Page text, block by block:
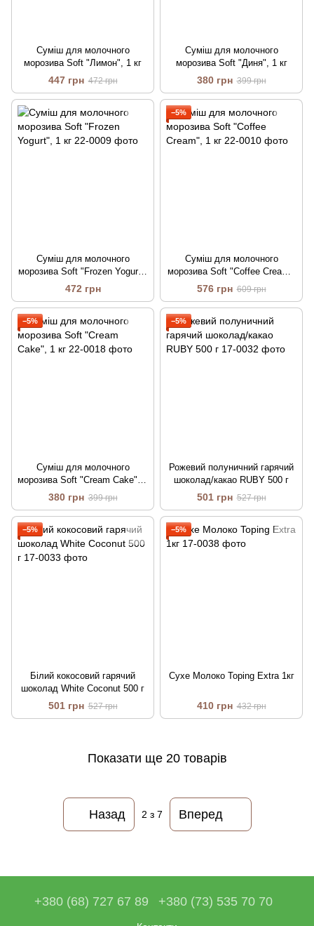
Суміш для молочного
морозива Soft "Лимон", 1 кг
447 грн 472 грн
Суміш для молочного
морозива Soft "Диня", 1 кг
380 грн 399 грн
Суміш для молочного
морозива Soft "Frozen Yogurt",
1 кг
472 грн
−5%
Суміш для молочного
морозива Soft "Coffee Cream",
1 кг
576 грн 609 грн
−5%
Суміш для молочного
морозива Soft "Cream Cake", 1
380 грн 399 грн
−5%
Рожевий полуничний гарячий
шоколад/какао RUBY 500 г
501 грн 527 грн
−5%
Білий кокосовий гарячий
шоколад White Coconut 500 г
501 грн 527 грн
−5%
Сухе Молоко Toping Extra 1кг
410 грн 432 грн
Показати ще 20 товарів
Назад 2 з 7 Вперед
+380 (68) 727 67 89 +380 (73) 535 70 70